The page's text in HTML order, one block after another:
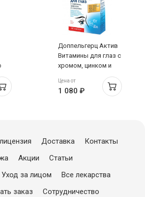
Доппельгерц Актив
Витамины для глаз с
хромом, цинком и
селеном капсулы
№30
Цена от
1 080 ₽
Доставка
Контакты
Акции
Статьи
Уход за лицом
Все лекарства
заказ
Сотрудничество